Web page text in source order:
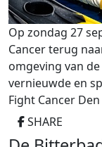
Op zondag 27
Cancer terug
omgeving van
vernieuwde en
Fight Cancer
SHARE